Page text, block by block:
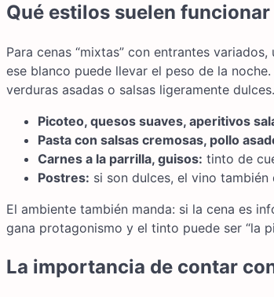
Qué estilos suelen
Para cenas “mixtas” con entrantes
ese blanco puede llevar el peso de la
verduras asadas o salsas ligeramente dulces.
Picoteo, quesos suaves, aperitivos
Pasta con salsas cremosas, pollo
Carnes a la parrilla, guisos: tinto de
Postres: si son dulces, el vino
El ambiente también manda: si la cena es
gana protagonismo y el tinto puede ser “la
La importancia de contar